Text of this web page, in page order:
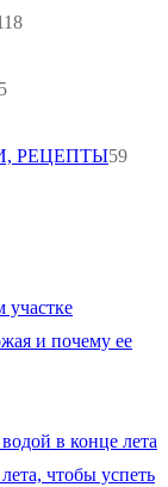
РЕЦЕПТЫ59
и почему ее
в конце лета
чтобы успеть